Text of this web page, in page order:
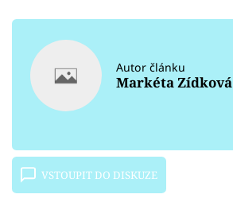
Autor článku
Markéta Zídková
VSTOUPIT DO DISKUZE